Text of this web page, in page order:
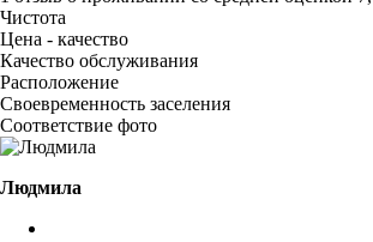
Чистота
Цена - качество
Качество обслуживания
Расположение
Своевременность заселения
Соответствие фото
Людмила